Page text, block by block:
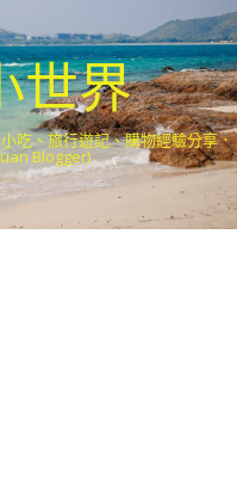
世界
吃、旅行遊記、購物經驗分享．
Blogger)